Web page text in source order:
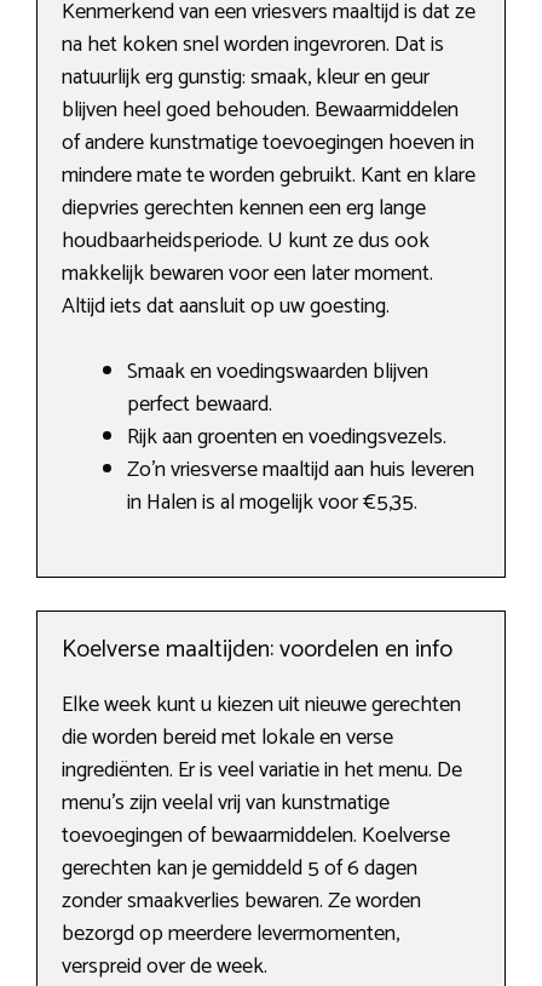
Kenmerkend van een vriesvers maaltijd is dat ze
na het koken snel worden ingevroren. Dat is
natuurlijk erg gunstig: smaak, kleur en geur
blijven heel goed behouden. Bewaarmiddelen
of andere kunstmatige toevoegingen hoeven in
mindere mate te worden gebruikt. Kant en klare
diepvries gerechten kennen een erg lange
houdbaarheidsperiode. U kunt ze dus ook
makkelijk bewaren voor een later moment.
Altijd iets dat aansluit op uw goesting.
Smaak en voedingswaarden blijven
perfect bewaard.
Rijk aan groenten en voedingsvezels.
Zo’n vriesverse maaltijd aan huis leveren
in Halen is al mogelijk voor €5,35.
Koelverse maaltijden: voordelen en info
Elke week kunt u kiezen uit nieuwe gerechten
die worden bereid met lokale en verse
ingrediënten. Er is veel variatie in het menu. De
menu’s zijn veelal vrij van kunstmatige
toevoegingen of bewaarmiddelen. Koelverse
gerechten kan je gemiddeld 5 of 6 dagen
zonder smaakverlies bewaren. Ze worden
bezorgd op meerdere levermomenten,
verspreid over de week.